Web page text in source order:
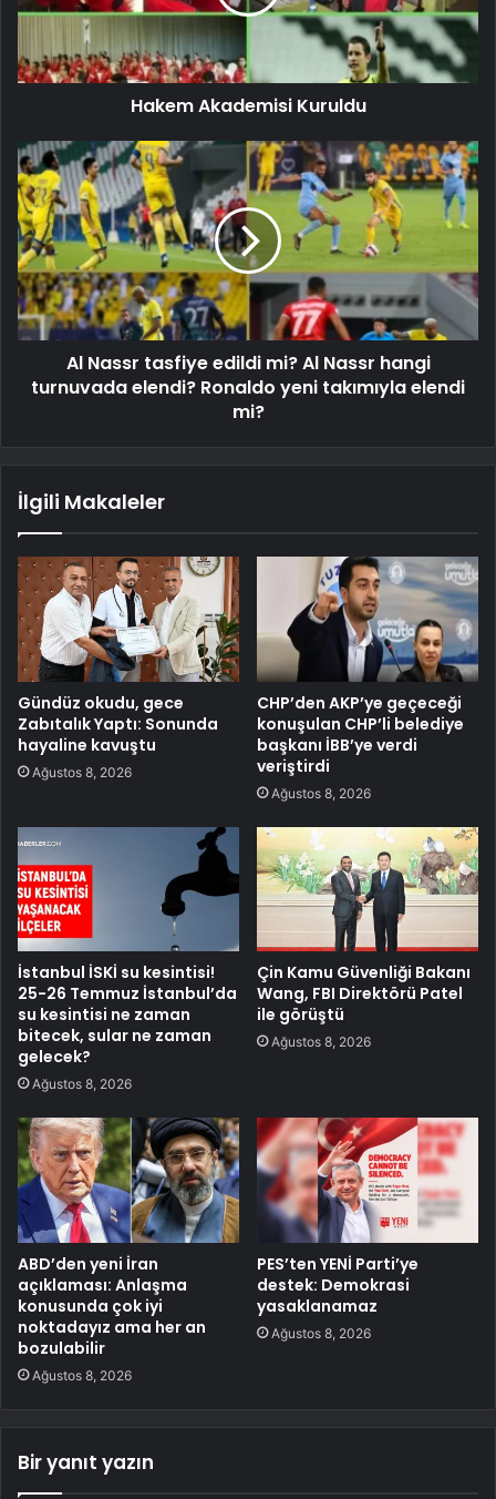
Hakem Akademisi Kuruldu
Al Nassr tasfiye edildi mi? Al Nassr hangi
turnuvada elendi? Ronaldo yeni takımıyla elendi
mi?
İlgili Makaleler
Gündüz okudu, gece
Zabıtalık Yaptı: Sonunda
hayaline kavuştu
Ağustos 8, 2026
CHP’den AKP’ye geçeceği
konuşulan CHP’li belediye
başkanı İBB’ye verdi
veriştirdi
Ağustos 8, 2026
İstanbul İSKİ su kesintisi!
25-26 Temmuz İstanbul’da
su kesintisi ne zaman
bitecek, sular ne zaman
gelecek?
Ağustos 8, 2026
Çin Kamu Güvenliği Bakanı
Wang, FBI Direktörü Patel
ile görüştü
Ağustos 8, 2026
ABD’den yeni İran
açıklaması: Anlaşma
konusunda çok iyi
noktadayız ama her an
bozulabilir
Ağustos 8, 2026
PES’ten YENİ Parti’ye
destek: Demokrasi
yasaklanamaz
Ağustos 8, 2026
Bir yanıt yazın